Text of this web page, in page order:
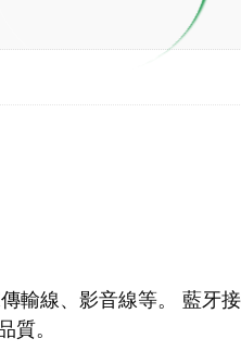
線、影音線等。 藍牙
質。